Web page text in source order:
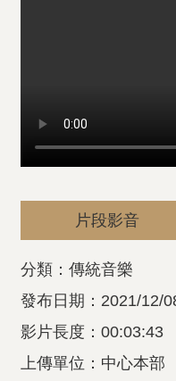
片段影音
分類：傳統音樂
發布日期：2021/12/
影片長度：00:03:43
上傳單位：中心本部